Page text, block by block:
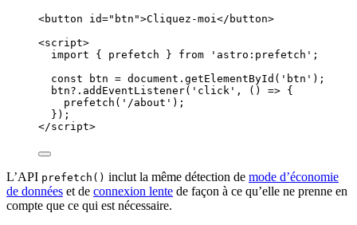
<button id=" btn ">Cliquez-moi</ button>
<script>
import { prefetch } from ' astro:prefetch ' ;
const
btn = document . getElementById ( ' btn ' );
btn?. addEventListener( ' click ' , () => {
prefetch ( ' /about ' );
});
</script>
L’API prefetch() inclut la même détection de mode d’économie
de données et de connexion lente de façon à ce qu’elle ne prenne en
compte que ce qui est nécessaire.